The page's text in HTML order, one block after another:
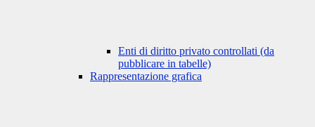
Enti di diritto privato controllati (da
pubblicare in tabelle)
Rappresentazione grafica